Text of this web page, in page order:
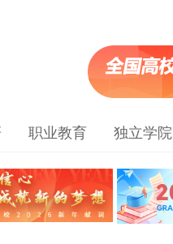
职业教育 独立学院